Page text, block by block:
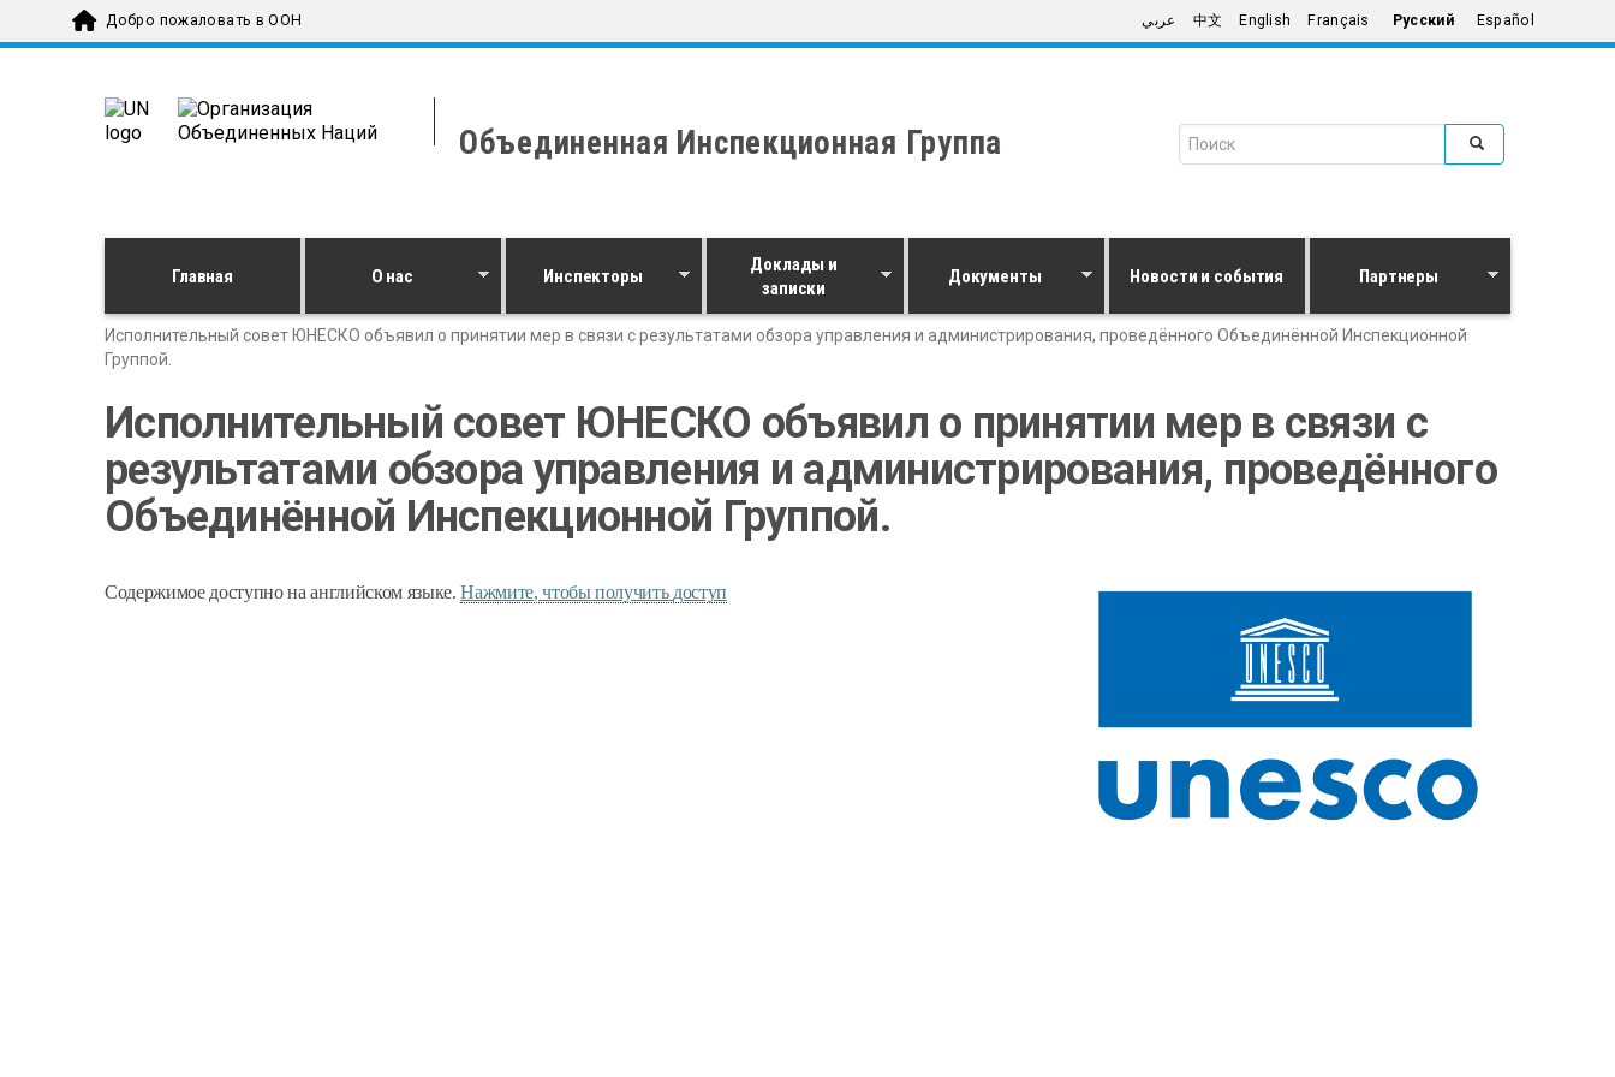
Skip to main contentДобро пожаловать в ООН عربي 中文 English Français Русский Español
Объединенная Инспекционная Группа Search form
Главная О нас Инспекторы
Доклады и
записки
Документы Новости и события Партнеры
Исполнительный совет ЮНЕСКО объявил о принятии мер в связи с результатами обзора управления и администрирования, проведённого Объединённой Инспекционной
Группой.
Исполнительный совет ЮНЕСКО объявил о принятии мер в связи с
результатами обзора управления и администрирования, проведённого
Объединённой Инспекционной Группой.
Содержимое доступно на английском языке. Нажмите,чтобы получить доступ
unesco-logo-02-
freelogovectors.net_.png